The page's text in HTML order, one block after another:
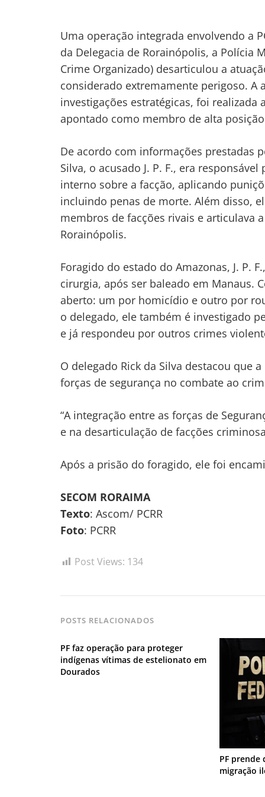
Uma operação integrada envolvendo a
da Delegacia de Rorainópolis, a Polícia
Crime Organizado) desarticulou a
considerado extremamente perigoso. A
investigações estratégicas, foi
apontado como membro de alta
De acordo com informações prestadas
Silva, o acusado J. P. F., era
interno sobre a facção, aplicando
incluindo penas de morte. Além disso,
membros de facções rivais e articulava
Rorainópolis.
Foragido do estado do Amazonas, J. P.
cirurgia, após ser baleado em Manaus.
aberto: um por homicídio e outro por
o delegado, ele também é investigado
e já respondeu por outros crimes
O delegado Rick da Silva destacou que
forças de segurança no combate ao
“A integração entre as forças de
e na desarticulação de facções
Após a prisão do foragido, ele foi
SECOM RORAIMA
Texto: Ascom/ PCRR
Foto: PCRR
Post Views: 134
POSTS RELACIONADOS
PF faz operação para proteger
indígenas vítimas de estelionato em
Dourados
PF prende
migração